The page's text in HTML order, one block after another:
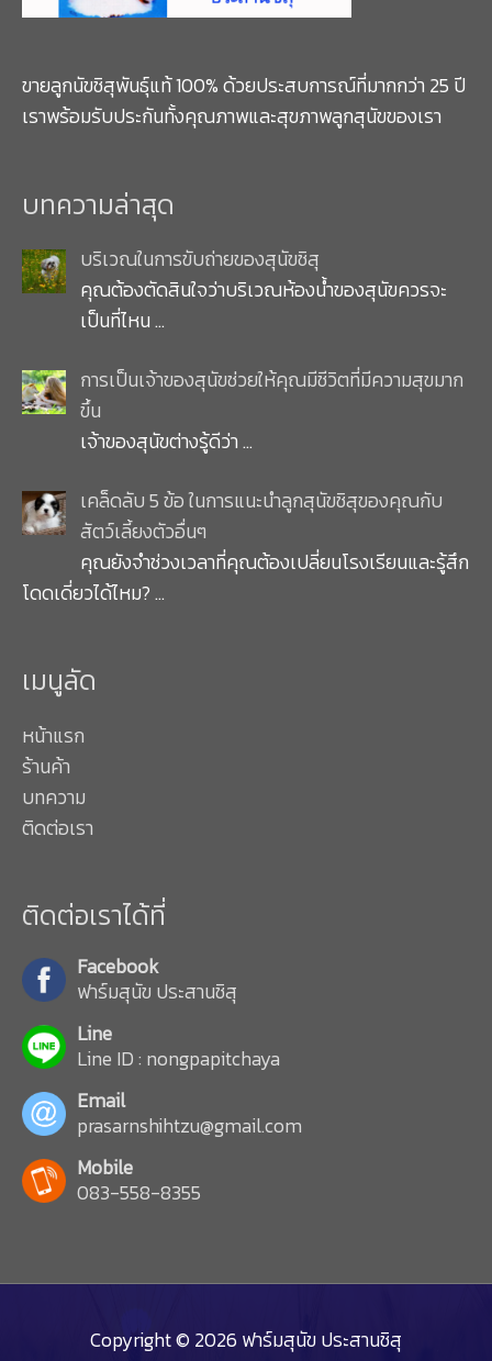
ขายลูกนัขชิสุพันธุ์แท้ 100% ด้วยประสบการณ์ที่มากกว่า 25 ปี
เราพร้อมรับประกันทั้งคุณภาพและสุขภาพลูกสุนัขของเรา
บทความล่าสุด
บริเวณในการขับถ่ายของสุนัขชิสุ
คุณต้องตัดสินใจว่าบริเวณห้องน้ำของสุนัขควรจะ
เป็นที่ไหน…
การเป็นเจ้าของสุนัขช่วยให้คุณมีชีวิตที่มีความสุขมาก
ขึ้น
เจ้าของสุนัขต่างรู้ดีว่า…
เคล็ดลับ 5 ข้อ ในการแนะนำลูกสุนัขชิสุของคุณกับ
สัตว์เลี้ยงตัวอื่นๆ
คุณยังจำช่วงเวลาที่คุณต้องเปลี่ยนโรงเรียนและรู้สึก
โดดเดี่ยวได้ไหม?…
เมนูลัด
หน้าแรก
ร้านค้า
บทความ
ติดต่อเรา
ติดต่อเราได้ที่
Facebook
ฟาร์มสุนัข ประสานชิสุ
Line
Line ID : nongpapitchaya
Email
prasarnshihtzu@gmail.com
Mobile
083-558-8355
Copyright © 2026 ฟาร์มสุนัข ประสานชิสุ